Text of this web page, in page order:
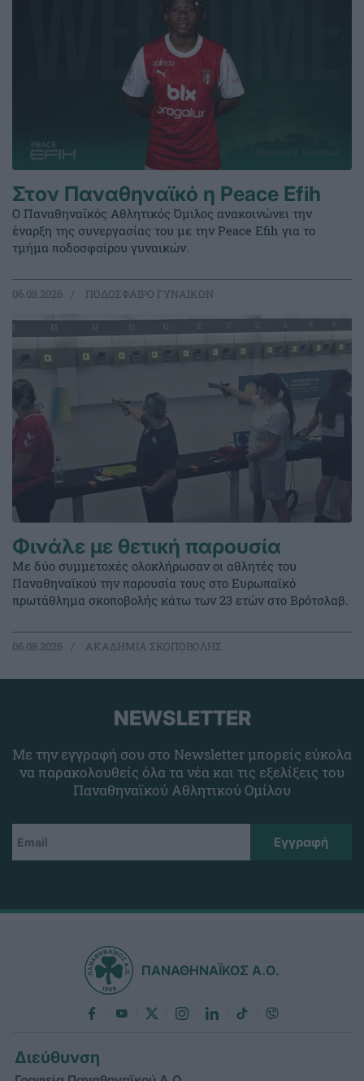
Στον Παναθηναϊκό η Peace Efih
Ο Παναθηναϊκός Αθλητικός Όμιλος ανακοινώνει την
έναρξη της συνεργασίας του με την Peace Efih για το
τμήμα ποδοσφαίρου γυναικών.
06.08.2026 ΠΟΔΟΣΦΑΙΡΟ ΓΥΝΑΙΚΩΝ
Φινάλε με θετική παρουσία
Με δύο συμμετοχές ολοκλήρωσαν οι αθλητές του
Παναθηναϊκού την παρουσία τους στο Ευρωπαϊκό
πρωτάθλημα σκοποβολής κάτω των 23 ετών στο Βρότσλαβ.
06.08.2026 ΑΚΑΔΗΜΙΑ ΣΚΟΠΟΒΟΛΗΣ
NEWSLETTER
Με την εγγραφή σου στο Newsletter μπορείς εύκολα
να παρακολουθείς όλα τα νέα και τις εξελίξεις του
Παναθηναϊκού Αθλητικού Ομίλου
ΠΑΝΑΘΗΝΑΪΚΟΣ Α.Ο.
Διεύθυνση